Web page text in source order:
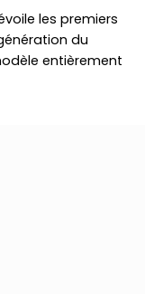
les premiers
du
entièrement